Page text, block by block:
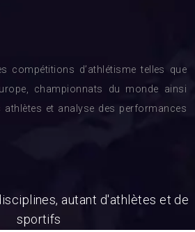
compétitions d’athlétisme telles que
championnats du monde ainsi
athlètes et analyse des performances
autant d'athlètes et de
sportifs